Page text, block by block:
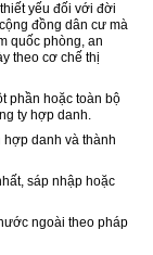
yếu đối với đời
đồng dân cư mà
quốc phòng, an
theo cơ chế thị
phần hoặc toàn bộ
ty hợp danh.
hợp danh và thành
sáp nhập hoặc
ngoài theo pháp